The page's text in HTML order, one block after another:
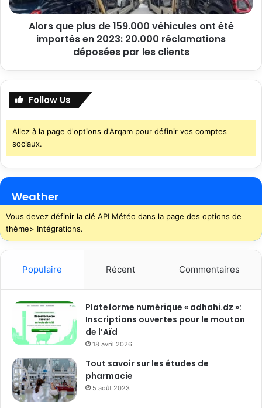
Alors que plus de 159.000 véhicules ont été
importés en 2023: 20.000 réclamations
déposées par les clients
Follow Us
Allez à la page d'options d'Arqam pour définir vos comptes
sociaux.
Weather
Vous devez définir la clé API Météo dans la page des options de
thème> Intégrations.
Populaire Récent Commentaires
Plateforme numérique « adhahi.dz »:
Inscriptions ouvertes pour le mouton
de l’Aïd
18 avril 2026
Tout savoir sur les études de
pharmacie
5 août 2023